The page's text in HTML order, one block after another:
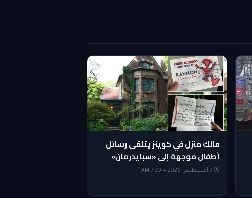
مالك منزل في كوينز يتلقى رسائل
أطفال موجهة إلى «سبايدرمان»
7 أغسطس 2026 — 7:20 AM